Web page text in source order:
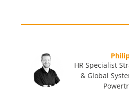
HR Specialist
& Global